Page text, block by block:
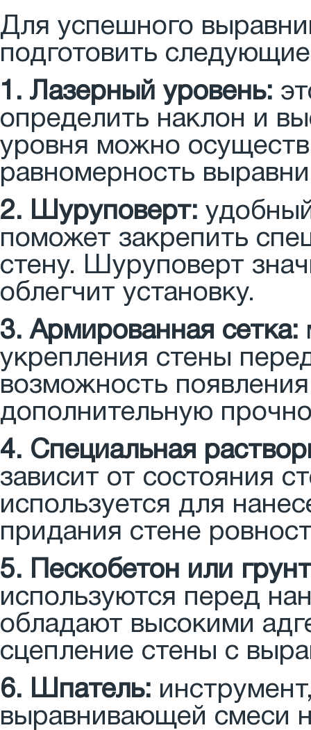
Для успешного
подготовить
1. Лазерный уровень:
определить наклон и
уровня можно
равномерность
2. Шуруповерт:
поможет закрепить
стену. Шуруповерт
облегчит установку.
3. Армированная сетка:
укрепления стены
возможность
дополнительную
4. Специальная
зависит от состояния
используется для
придания стене
5. Пескобетон или
используются перед
обладают высокими
сцепление стены с
6. Шпатель:
выравнивающей смеси